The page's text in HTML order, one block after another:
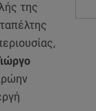
της